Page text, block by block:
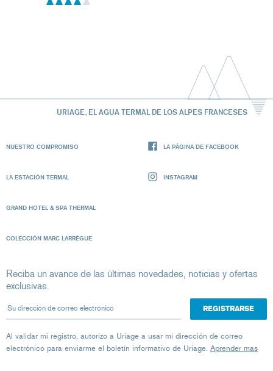
URIAGE, EL AGUA TERMAL DE LOS ALPES FRANCESES
NUESTRO COMPROMISO
LA ESTACIÓN TERMAL
GRAND HOTEL & SPA THERMAL
COLECCIÓN MARC LARRÈGUE
LA PÁGINA DE FACEBOOK
INSTAGRAM
Reciba un avance de las últimas novedades, noticias y ofertas
exclusivas.
Su dirección de correo electrónico
Al validar mi registro, autorizo ​​a Uriage a usar mi dirección de correo
electrónico para enviarme el boletín informativo de Uriage. Aprender mas